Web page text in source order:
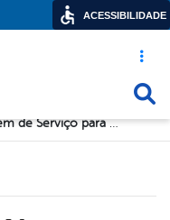
Acesso
Prefeito Djalma Alves Assina Ordem de Serviço para construção da quadra no Povoado Pelo Sinal
ACESSIBILIDADE